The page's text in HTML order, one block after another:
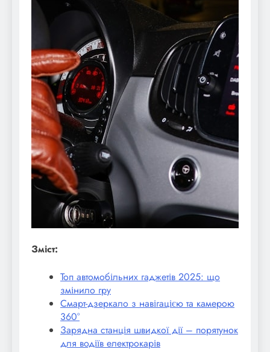
Зміст:
Топ автомобільних гаджетів 2025: що
змінило гру
Смарт-дзеркало з навігацією та камерою
360°
Зарядна станція швидкої дії – порятунок
для водіїв електрокарів